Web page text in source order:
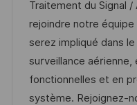
n
a
c
i
ó
n
h
a
d
e
p
u
e
e
m
p
l
e
Traitement du Signal
rejoindre notre équipe
serez impliqué dans
surveillance aérienne,
fonctionnelles et en
système. Rejoignez-